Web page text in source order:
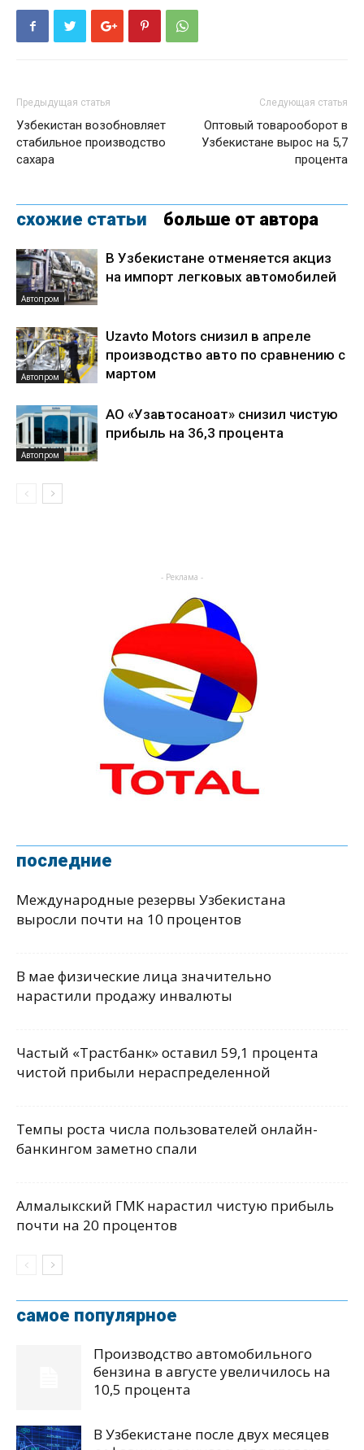
Предыдущая статья
Узбекистан возобновляет
стабильное производство
сахара
Следующая статья
Оптовый товарооборот в
Узбекистане вырос на 5,7
процента
схожие статьи больше от автора
Автопром
В Узбекистане отменяется акциз
на импорт легковых автомобилей
Автопром
Uzavto Motors снизил в апреле
производство авто по сравнению с
мартом
Автопром
АО «Узавтосаноат» снизил чистую
прибыль на 36,3 процента
- Реклама -
последние
Международные резервы Узбекистана
выросли почти на 10 процентов
В мае физические лица значительно
нарастили продажу инвалюты
Частый «Трастбанк» оставил 59,1 процента
чистой прибыли нераспределенной
Темпы роста числа пользователей онлайн-
банкингом заметно спали
Алмалыкский ГМК нарастил чистую прибыль
почти на 20 процентов
самое популярное
Производство автомобильного
бензина в августе увеличилось на
10,5 процента
В Узбекистане после двух месяцев